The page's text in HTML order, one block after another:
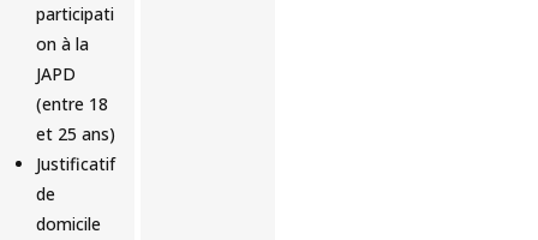
participati
on à la
JAPD
(entre 18
et 25 ans)
Justificatif
de
domicile